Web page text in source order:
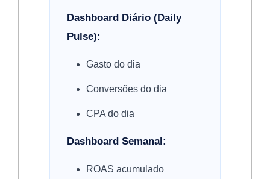
Dashboard Diário (Daily
Pulse):
Gasto do dia
Conversões do dia
CPA do dia
Dashboard Semanal:
ROAS acumulado